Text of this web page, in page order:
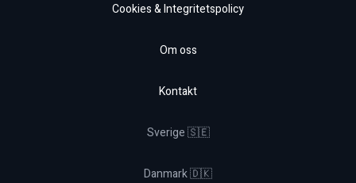
Cookies & Integritetspolicy
Om oss
Kontakt
Sverige 🇸🇪
Danmark 🇩🇰